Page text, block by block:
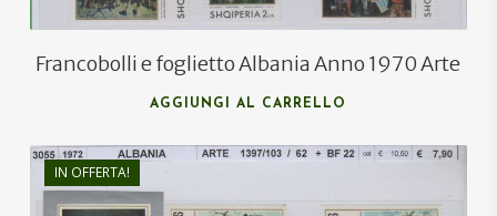
Francobolli e foglietto Albania Anno 1970 Arte
AGGIUNGI AL CARRELLO
IN OFFERTA!